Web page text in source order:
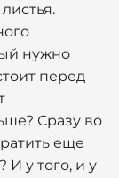
нужно
перед
Сразу во
еще
И у того, и у